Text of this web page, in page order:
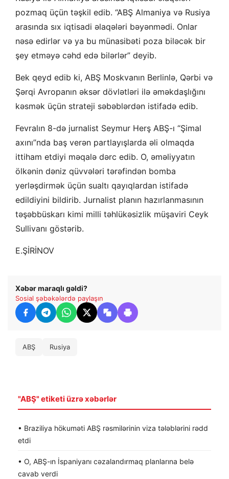
pozmaq üçün təşkil edib. “ABŞ Almaniya və Rusiya
arasında sıx iqtisadi əlaqələri bəyənmədi. Onlar
nəsə edirlər və ya bu münasibəti poza biləcək bir
şey etməyə cəhd edə bilərlər” deyib.
Bek qeyd edib ki, ABŞ Moskvanın Berlinlə, Qərbi və
Şərqi Avropanın əksər dövlətləri ilə əməkdaşlığını
kəsmək üçün strateji səbəblərdən istifadə edib.
Fevralın 8-də jurnalist Seymur Herş ABŞ-ı “Şimal
axını”nda baş verən partlayışlarda əli olmaqda
ittiham etdiyi məqalə dərc edib. O, əməliyyatın
ölkənin dəniz qüvvələri tərəfindən bomba
yerləşdirmək üçün sualtı qayıqlardan istifadə
edildiyini bildirib. Jurnalist planın hazırlanmasının
təşəbbüskarı kimi milli təhlükəsizlik müşaviri Ceyk
Sullivanı göstərib.
E.ŞİRİNOV
Xəbər maraqlı gəldi?
Sosial şəbəkələrdə paylaşın
ABŞ Rusiya
"ABŞ" etiketi üzrə xəbərlər
• Braziliya hökuməti ABŞ rəsmilərinin viza tələblərini rədd
etdi
• O, ABŞ-ın İspaniyanı cəzalandırmaq planlarına belə
cavab verdi